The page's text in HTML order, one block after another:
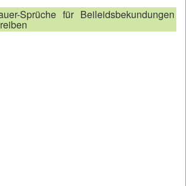
Sprüche für Beileidsbekundungen